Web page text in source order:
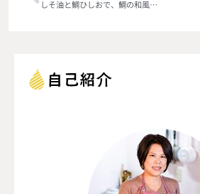
しそ油と鯛ひしおで、鯛の和風マリネ